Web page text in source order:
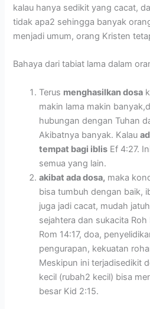
kalau hanya sedikit yang cacat,
tidak apa2 sehingga banyak
menjadi umum, orang Kristen
Bahaya dari tabiat lama dalam
Terus menghasilkan dosa
makin lama makin
hubungan dengan Tuhan
Akibatnya banyak. Kalau
tempat bagi iblis Ef 4:27.
semua yang lain.
akibat ada dosa, maka
bisa tumbuh dengan baik,
juga jadi cacat, mudah
sejahtera dan sukacita
Rom 14:17, doa,
pengurapan, kekuatan
Meskipun ini terjadisedikit
kecil (rubah2 kecil) bisa
besar Kid 2:15.